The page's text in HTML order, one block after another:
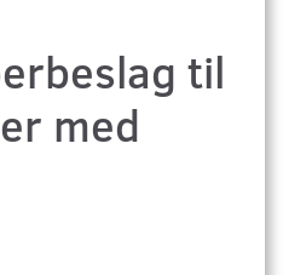
til
med